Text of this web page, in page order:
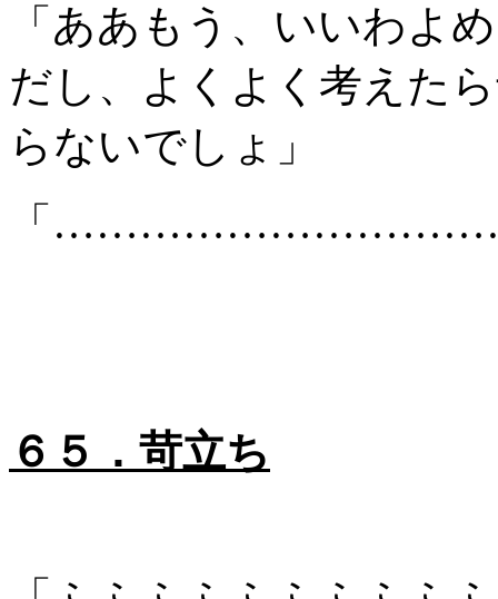
「ああもう、いいわよ
だし、よくよく考えた
らないでしょ」
「
６５．苛立ち